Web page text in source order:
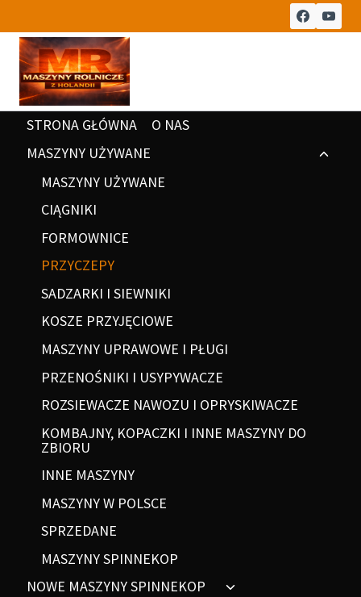
STRONA GŁÓWNA
O NAS
MASZYNY UŻYWANE
MASZYNY UŻYWANE
CIĄGNIKI
FORMOWNICE
PRZYCZEPY
SADZARKI I SIEWNIKI
KOSZE PRZYJĘCIOWE
MASZYNY UPRAWOWE I PŁUGI
PRZENOŚNIKI I USYPYWACZE
ROZSIEWACZE NAWOZU I OPRYSKIWACZE
KOMBAJNY, KOPACZKI I INNE MASZYNY DO
ZBIORU
INNE MASZYNY
MASZYNY W POLSCE
SPRZEDANE
MASZYNY SPINNEKOP
NOWE MASZYNY SPINNEKOP